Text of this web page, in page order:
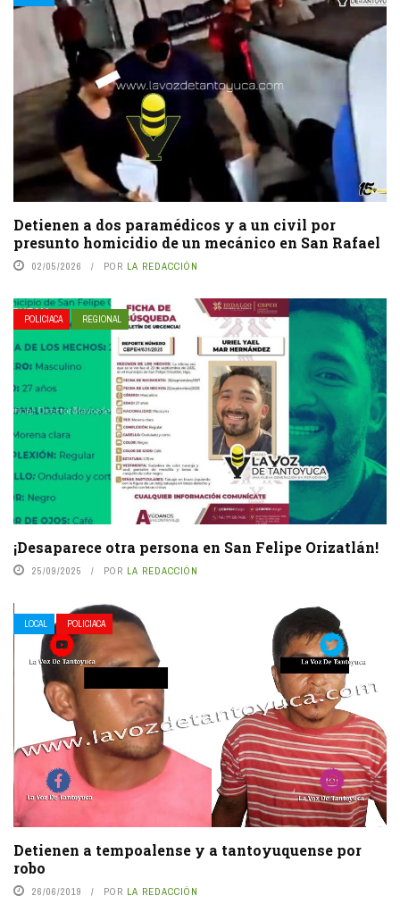
Detienen a dos paramédicos y a un civil por
presunto homicidio de un mecánico en San Rafael
02/05/2026 POR LA REDACCIÓN
POLICIACA REGIONAL
¡Desaparece otra persona en San Felipe Orizatlán!
25/09/2025 POR LA REDACCIÓN
LOCAL POLICIACA
Detienen a tempoalense y a tantoyuquense por
robo
26/06/2019 POR LA REDACCIÓN